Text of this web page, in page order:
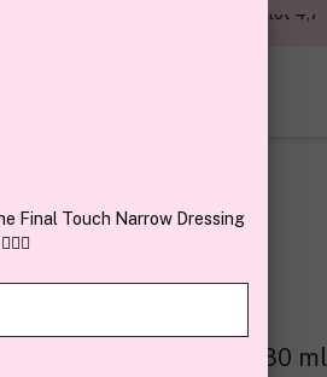
✓ Över 1,5 miljon kunder – Trustpilot 4,7
SPF15 Oat #48 WN 30 ml
Final Touch Narrow Dressing